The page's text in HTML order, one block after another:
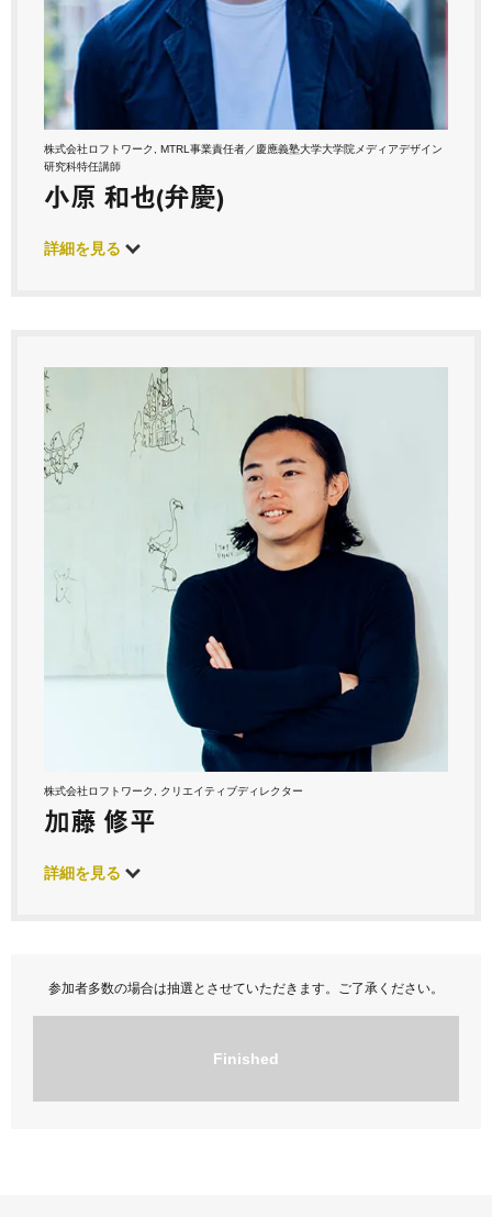
株式会社ロフトワーク, MTRL事業責任者／慶應義塾大学大学院メディアデザイン
研究科特任講師
小原 和也(弁慶)
詳細を見る
株式会社ロフトワーク, クリエイティブディレクター
加藤 修平
詳細を見る
参加者多数の場合は抽選とさせていただきます。ご了承ください。
Finished